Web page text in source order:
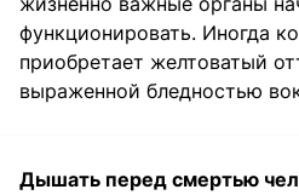
функционировать. Иногда
приобретает желтоватый
выраженной бледностью
Дышать перед смертью